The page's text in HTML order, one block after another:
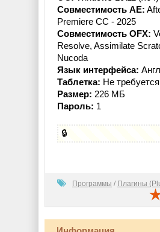
Совместимость AE:
Premiere CC - 2025
Совместимость OFX:
Resolve, Assimilate
Nucoda
Язык интерфейса:
Таблетка: Не требуется
Размер: 226 МБ
Пароль: 1
🔒
Программы / Плагины